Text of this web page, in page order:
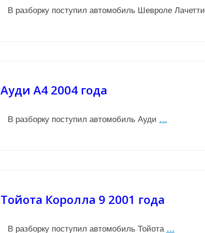
В разборку поступил автомобиль Шевроле Лачетти
Ауди А4 2004 года
В разборку поступил автомобиль Ауди …
Тойота Королла 9 2001 года
В разборку поступил автомобиль Тойота …